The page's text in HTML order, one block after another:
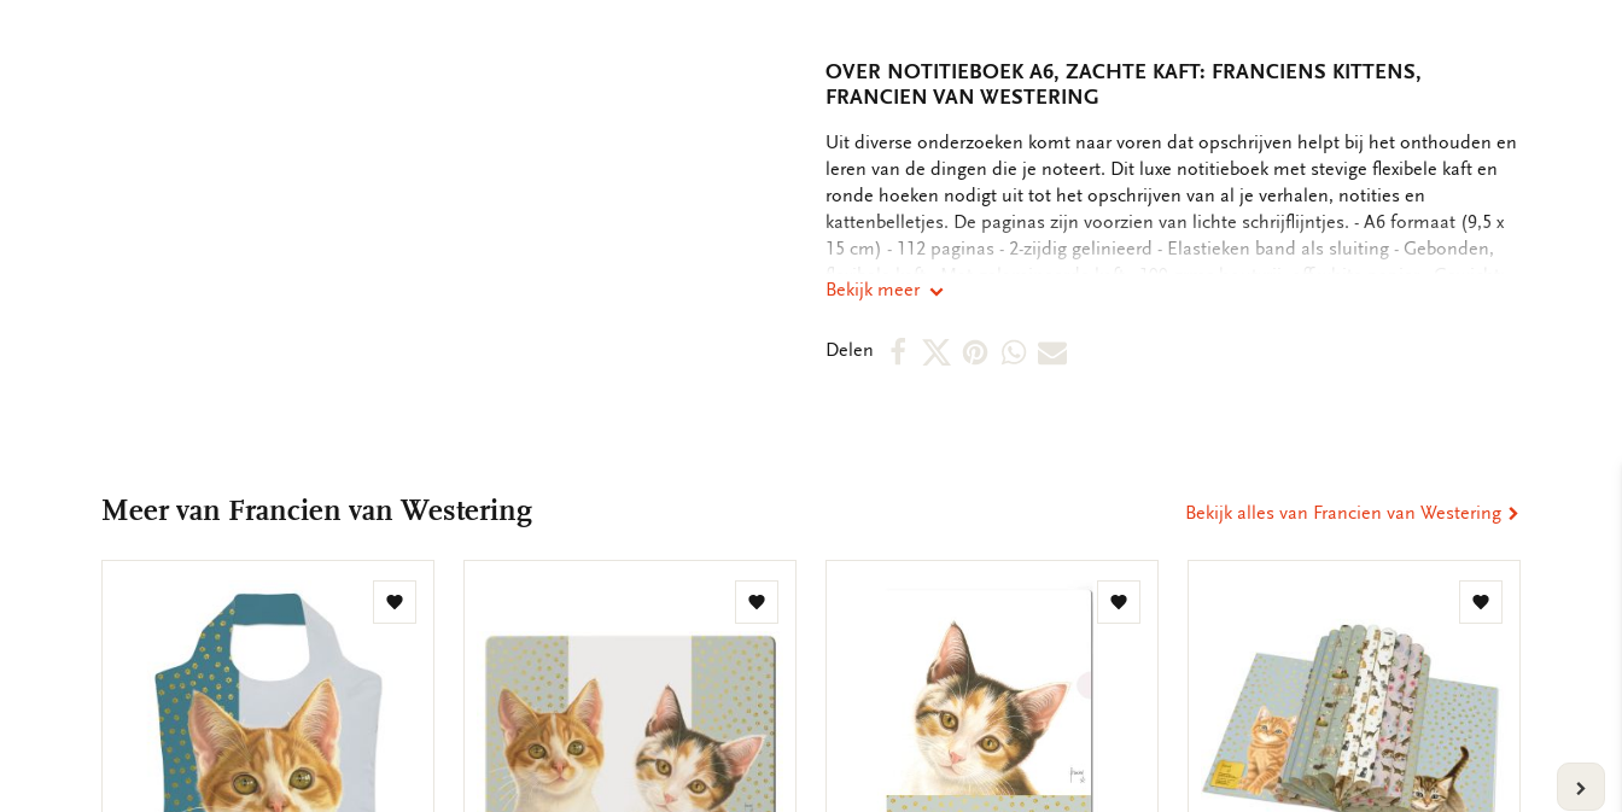
OVER NOTITIEBOEK A6, ZACHTE KAFT: FRANCIENS KITTENS,
FRANCIEN VAN WESTERING
OMSCHRIJVING
Uit diverse onderzoeken komt naar voren dat opschrijven helpt bij het onthouden en
leren van de dingen die je noteert. Dit luxe notitieboek met stevige flexibele kaft en
ronde hoeken nodigt uit tot het opschrijven van al je verhalen, notities en
kattenbelletjes. De paginas zijn voorzien van lichte schrijflijntjes. - A6 formaat (9,5 x
15 cm) - 112 paginas - 2-zijdig gelinieerd - Elastieken band als sluiting - Gebonden,
flexibele kaft - Mat-gelamineerde kaft - 100 grms houtvrij, off white papier - Gewicht:
108 gram
Bekijk meer
Delen
DeelDeelDeelDeelDeel
Meer van Francien van Westering Bekijk alles van Francien van Westering
Toevoegen
Toevoegen
aan
verlanglijst
Toevoegen
Toevoegen